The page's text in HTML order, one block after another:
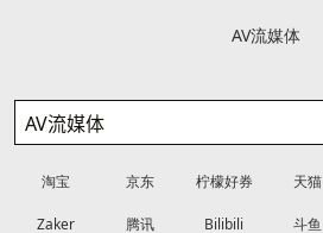
AV流媒体
淘宝 京东 柠檬好券 天猫
Zaker 腾讯 Bilibili 斗鱼